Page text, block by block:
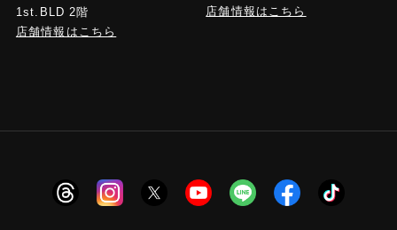
1st.BLD 2階
店舗情報はこちら
店舗情報はこちら